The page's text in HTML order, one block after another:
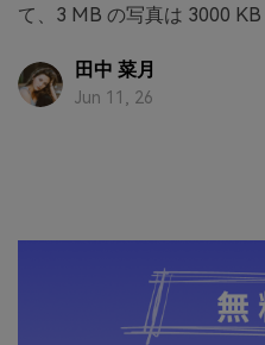
て、3 MB の写真は 3000 KB
田中 菜月
Jun 11, 26